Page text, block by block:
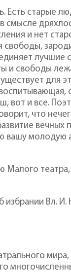
Есть старые
смысле
и нет
свободы,
лучшие
и свободы
для
вот и все.
что
вечных
вашу молодую
Малого
избрании Вл.